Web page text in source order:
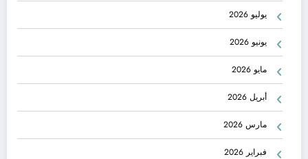
يوليو 2026
يونيو 2026
مايو 2026
أبريل 2026
مارس 2026
فبراير 2026